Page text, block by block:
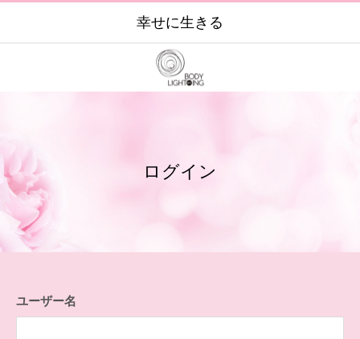
幸せに生きる
ログイン
ユーザー名